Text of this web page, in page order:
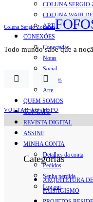
COLUNA SERGIO
COLUNA WAIR
ARTE.IN.FORMA
CONEXÕES
Conectadas
Notas
Social
Mostras
Arte
QUEM SOMOS
CONTATO
REVISTA DIGITAL
ASSINE
MINHA CONTA
Detalhes da conta
Pedidos
Senha perdida
Log out
Coluna Sergio Zobaran
Todo mundo sabe que a
VOLTAR AO TOPO
Categorias
ARQUITETURA DE
PAISAGISMO